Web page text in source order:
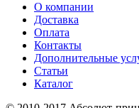
О компании
Доставка
Оплата
Контакты
Дополнительные
Статьи
Каталог